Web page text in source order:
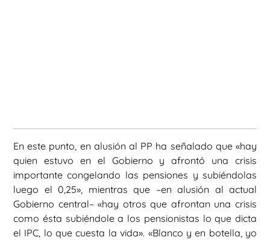
En este punto, en alusión al PP ha señalado que «hay
quien estuvo en el Gobierno y afrontó una crisis
importante congelando las pensiones y subiéndolas
luego el 0,25», mientras que –en alusión al actual
Gobierno central– «hay otros que afrontan una crisis
como ésta subiéndole a los pensionistas lo que dicta
el IPC, lo que cuesta la vida». «Blanco y en botella, yo